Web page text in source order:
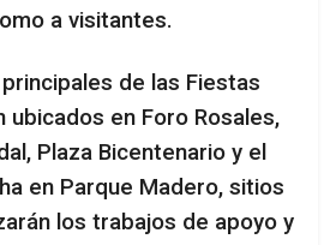
a visitantes.
de las Fiestas
ubicados en Foro Rosales,
Plaza Bicentenario y el
en Parque Madero, sitios
los trabajos de apoyo y